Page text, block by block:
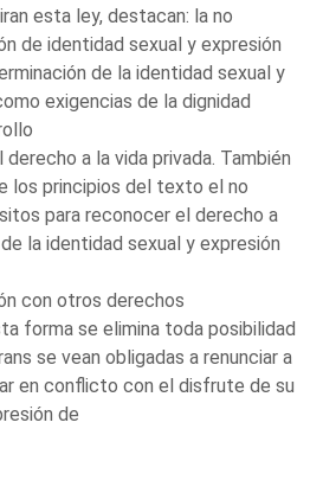
esta ley, destacan: la no
de identidad sexual y expresión
de la identidad sexual y
exigencias de la dignidad
a la vida privada. También
los principios del texto el no
para reconocer el derecho a
la identidad sexual y expresión
con otros derechos
forma se elimina toda posibilidad
se vean obligadas a renunciar a
en conflicto con el disfrute de su
de